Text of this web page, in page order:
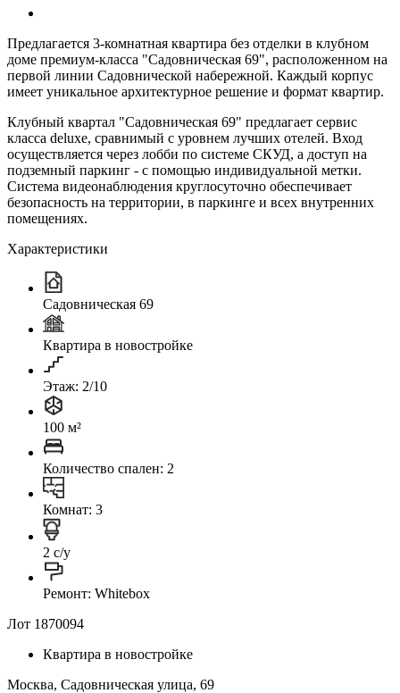
Предлагается 3-комнатная квартира без отделки в клубном
доме премиум-класса "Садовническая 69", расположенном на
первой линии Садовнической набережной. Каждый корпус
имеет уникальное архитектурное решение и формат квартир.
Клубный квартал "Садовническая 69" предлагает сервис
класса deluxe, сравнимый с уровнем лучших отелей. Вход
осуществляется через лобби по системе СКУД, а доступ на
подземный паркинг - с помощью индивидуальной метки.
Система видеонаблюдения круглосуточно обеспечивает
безопасность на территории, в паркинге и всех внутренних
помещениях.
Характеристики
Садовническая 69
Квартира в новостройке
Этаж: 2/10
100 м²
Количество спален: 2
Комнат: 3
2 с/у
Ремонт: Whitebox
Лот 1870094
Квартира в новостройке
Москва, Садовническая улица, 69